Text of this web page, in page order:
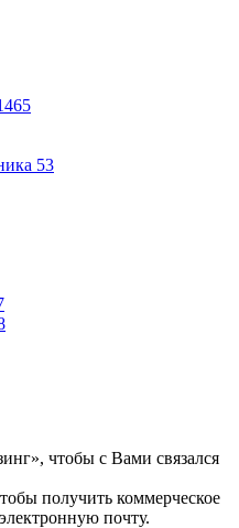
53
чтобы с Вами связался
получить коммерческое
почту.